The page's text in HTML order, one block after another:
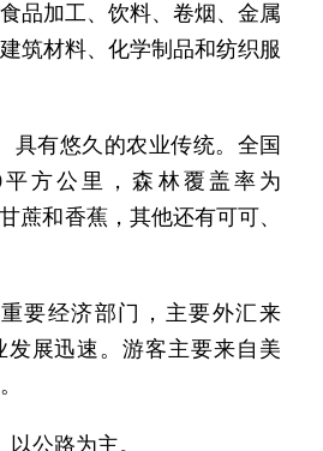
品加工、饮料、卷烟、金属
筑材料、化学制品和纺织服
具有悠久的农业传统。全国
方公里，森林覆盖率为
蔗和香蕉，其他还有可可、
要经济部门，主要外汇来
发展迅速。游客主要来自美
以公路为主。